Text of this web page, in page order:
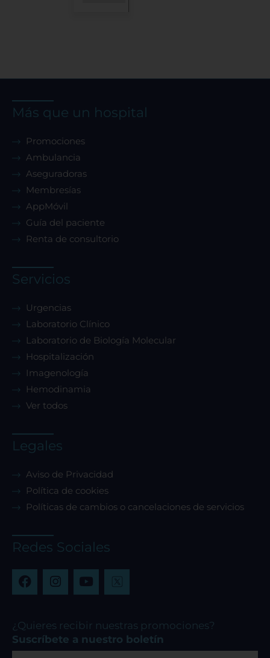
Más que un hospital
Promociones
Ambulancia
Aseguradoras
Membresías
AppMóvil
Guía del paciente
Renta de consultorio
Servicios
Urgencias
Laboratorio Clínico
Laboratorio de Biología Molecular
Hospitalización
Imagenología
Hemodinamia
Ver todos
Legales
Aviso de Privacidad
Política de cookies
Políticas de cambios o cancelaciones de servicios
Redes Sociales
F
a
b
o
o
I
n
a
g
r
Y
o
u
b
e
¿Quieres recibir nuestras promociones?
Suscríbete a nuestro boletín